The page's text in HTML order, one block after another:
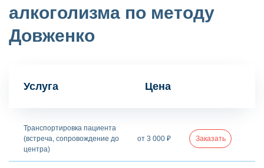
алкоголизма по методу
Довженко
Услуга Цена
Транспортировка пациента
(встреча, сопровождение до
центра)
от 3 000 ₽ Заказать